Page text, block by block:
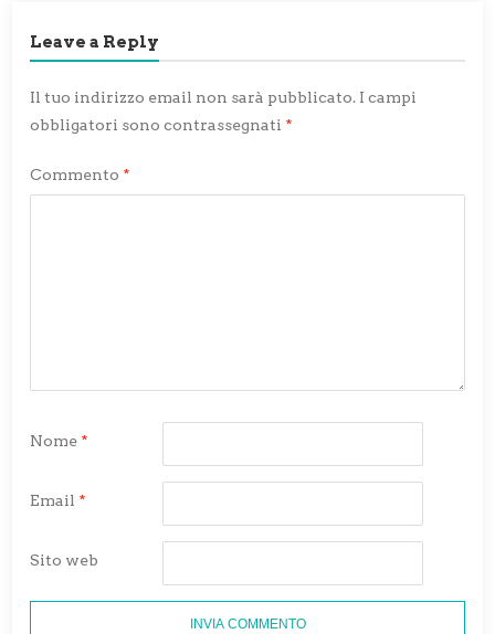
Leave a Reply
Il tuo indirizzo email non sarà pubblicato. I campi
obbligatori sono contrassegnati *
Commento *
Nome *
Email *
Sito web